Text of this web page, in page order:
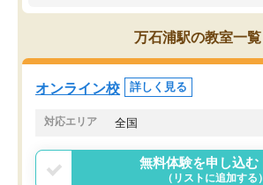
のも重宝しています。
万石浦駅の教室一覧
オンライン校 詳しく見る
対応エリア 全国
無料体験を申し込む
（リストに追加する）